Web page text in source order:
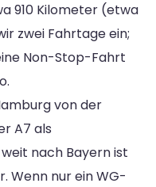
910 Kilometer (etwa
zwei Fahrtage ein;
Non-Stop-Fahrt
von der
A7 als
nach Bayern ist
Wenn nur ein WG-